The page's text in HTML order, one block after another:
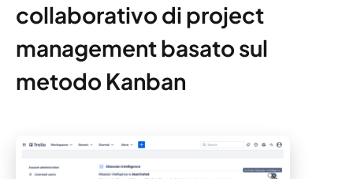
collaborativo di project
management basato sul
metodo Kanban